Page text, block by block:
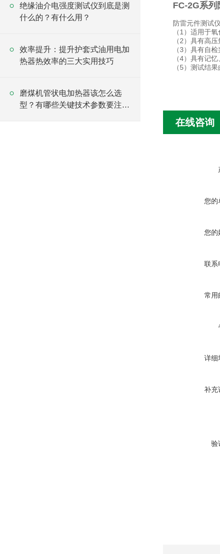
绝缘油介电强度测试仪到底是测
什么的？有什么用？
效率提升：提升护套式油用电加
热器热效率的三大实用技巧
磨煤机管状电加热器该怎么选
型？有哪些关键技术参数要注
FC-2G系列
防雷元件测试
（1）适用于
（2）具有高
（3）具有自
（4）具有记
（5）测试结
在线咨询
您的
您的
联系
常用
详细
补充
验